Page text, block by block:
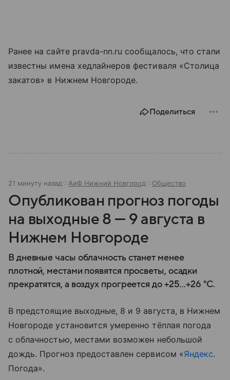
Ранее на сайте pravda-nn.ru сообщалось, что стали
известны имена хедлайнеров фестиваля «Столица
закатов» в Нижнем Новгороде.
Поделиться
21 минуту назад АиФ Нижний Новгород Общество
Опубликован прогноз погоды
на выходные 8 — 9 августа в
Нижнем Новгороде
В дневные часы облачность станет менее
плотной, местами появятся просветы, осадки
прекратятся, а воздух прогреется до +25…+26 °C.
В предстоящие выходные, 8 и 9 августа, в Нижнем
Новгороде установится умеренно тёплая погода
с облачностью, местами возможен небольшой
дождь. Прогноз предоставлен сервисом «Яндекс.
Погода».